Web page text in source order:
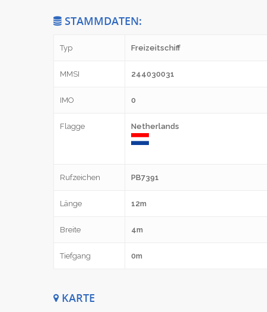
STAMMDATEN:
Typ Freizeitschiff
MMSI 244030031
IMO 0
Flagge Netherlands
Rufzeichen PB7391
Länge 12m
Breite 4m
Tiefgang 0m
KARTE